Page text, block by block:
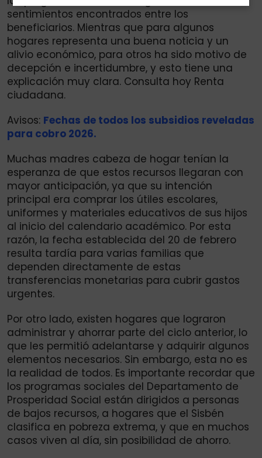
sentimientos encontrados entre los
beneficiarios. Mientras que para algunos
hogares representa una buena noticia y un
alivio económico, para otros ha sido motivo de
decepción e incertidumbre, y esto tiene una
explicación muy clara. Consulta hoy Renta
ciudadana.
Avisos: Fechas de todos los subsidios reveladas
para cobro 2026.
Muchas madres cabeza de hogar tenían la
esperanza de que estos recursos llegaran con
mayor anticipación, ya que su intención
principal era comprar los útiles escolares,
uniformes y materiales educativos de sus hijos
al inicio del calendario académico. Por esta
razón, la fecha establecida del 20 de febrero
resulta tardía para varias familias que
dependen directamente de estas
transferencias monetarias para cubrir gastos
urgentes.
Por otro lado, existen hogares que lograron
administrar y ahorrar parte del ciclo anterior, lo
que les permitió adelantarse y adquirir algunos
elementos necesarios. Sin embargo, esta no es
la realidad de todos. Es importante recordar que
los programas sociales del Departamento de
Prosperidad Social están dirigidos a personas
de bajos recursos, a hogares que el Sisbén
clasifica en pobreza extrema, y que en muchos
casos viven al día, sin posibilidad de ahorro.